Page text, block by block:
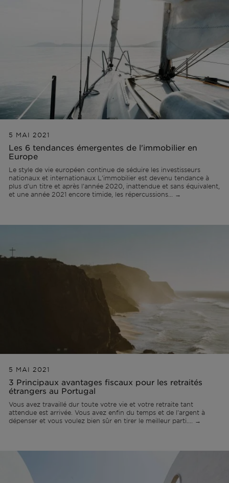
5 MAI 2021
Les 6 tendances émergentes de l'immobilier en
Europe
Le style de vie européen continue de séduire les investisseurs
nationaux et internationaux L'immobilier est devenu tendance à
plus d'un titre et après l'année 2020, inattendue et sans équivalent,
et une année 2021 encore timide, les répercussions... →
5 MAI 2021
3 Principaux avantages fiscaux pour les retraités
étrangers au Portugal
Vous avez travaillé dur toute votre vie et votre retraite tant
attendue est arrivée. Vous avez enfin du temps et de l'argent à
dépenser et vous voulez bien sûr en tirer le meilleur parti.... →
Comporta
Porto
Ibiza
Hors marché
Toutes les propriétés
Développer
Foire aux questions
ES